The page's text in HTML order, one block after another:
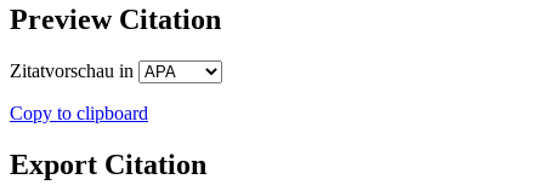
Preview Citation
Zitatvorschau in
Copy to clipboard
Export Citation